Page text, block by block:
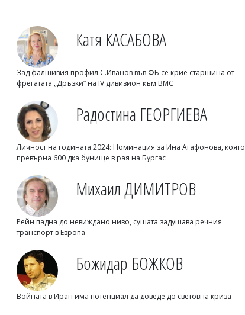
Катя КАСАБОВА
Зад фалшивия профил С.Иванов във ФБ се крие старшина от
фрегатата „Дръзки” на IV дивизион към ВМС
Радостина ГЕОРГИЕВА
Личност на годината 2024: Номинация за Ина Агафонова, която
превърна 600 дка бунище в рая на Бургас
Михаил ДИМИТРОВ
Рейн падна до невиждано ниво, сушата задушава речния
транспорт в Европа
Божидар БОЖКОВ
Войната в Иран има потенциал да доведе до световна криза